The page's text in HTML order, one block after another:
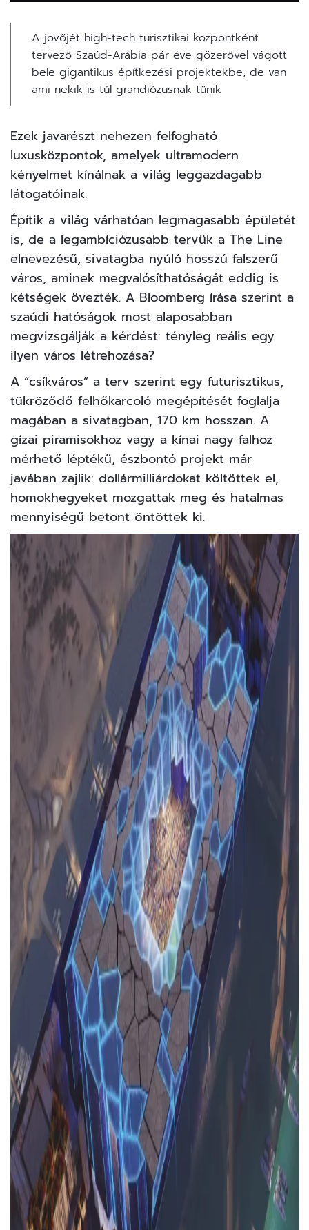
A jövőjét high-tech turisztikai központként
tervező Szaúd-Arábia pár éve gőzerővel vágott
bele gigantikus építkezési projektekbe, de van
ami nekik is túl grandiózusnak tűnik
Ezek javarészt nehezen felfogható
luxusközpontok, amelyek ultramodern
kényelmet kínálnak a világ leggazdagabb
látogatóinak.
Építik a világ várhatóan legmagasabb épületét
is, de a legambíciózusabb tervük a The Line
elnevezésű, sivatagba nyúló hosszú falszerű
város, aminek megvalósíthatóságát eddig is
kétségek övezték. A Bloomberg írása szerint a
szaúdi hatóságok most alaposabban
megvizsgálják a kérdést: tényleg reális egy
ilyen város létrehozása?
A “csíkváros” a terv szerint egy futurisztikus,
tükröződő felhőkarcoló megépítését foglalja
magában a sivatagban, 170 km hosszan. A
gízai piramisokhoz vagy a kínai nagy falhoz
mérhető léptékű, észbontó projekt már
javában zajlik: dollármilliárdokat költöttek el,
homokhegyeket mozgattak meg és hatalmas
mennyiségű betont öntöttek ki.